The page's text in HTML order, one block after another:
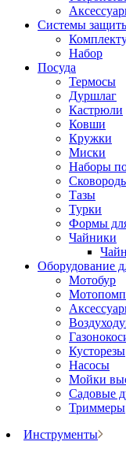
Системы
Набор
Посуда
Термосы
Дуршлаг
Кастрюли
Ковши
Кружки
Миски
Наборы
Тазы
Турки
Формы
Чайники
Оборудование
Мотобур
Кусторезы
Насосы
Мойки
Садовые
Триммеры
Инструменты